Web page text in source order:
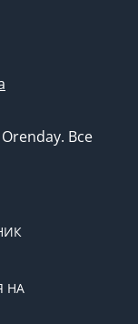
Все
НА